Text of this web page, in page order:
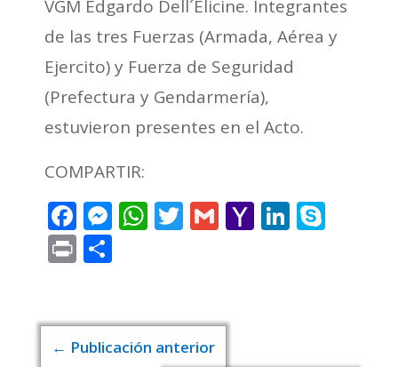
VGM Edgardo Dell´Elicine. Integrantes
de las tres Fuerzas (Armada, Aérea y
Ejercito) y Fuerza de Seguridad
(Prefectura y Gendarmería),
estuvieron presentes en el Acto.
COMPARTIR:
Facebook
Messenger
WhatsApp
Twitter
GmailYahoo
PrintCompartir
← Publicación anterior